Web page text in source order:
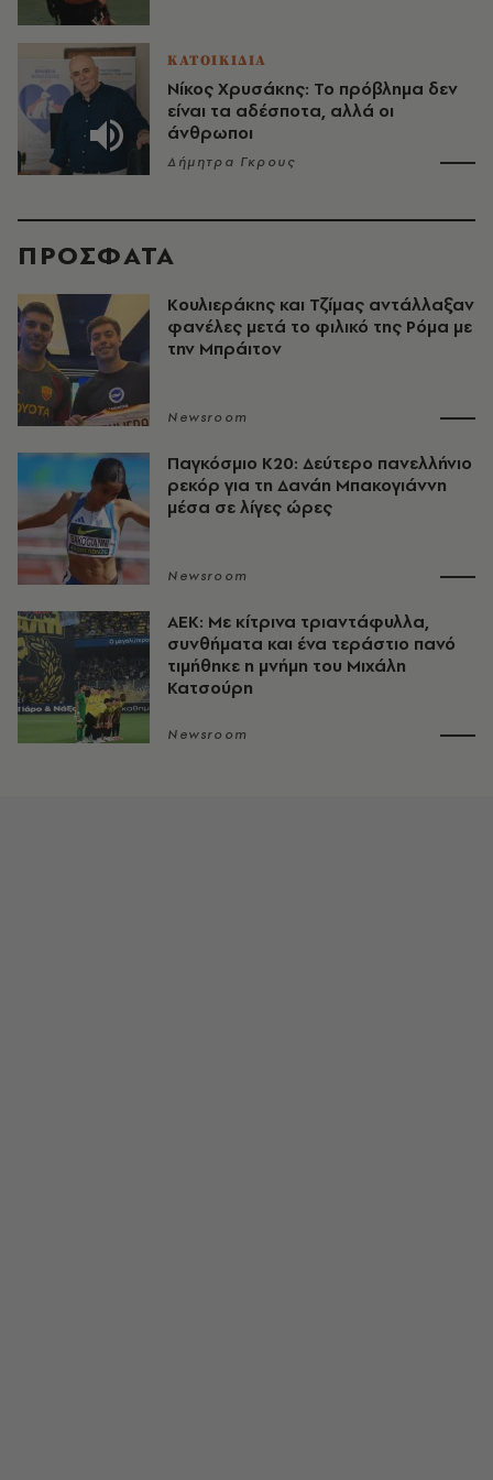
ΚΑΤΟΙΚΙΔΙΑ
Νίκος Χρυσάκης: Το πρόβλημα δεν
είναι τα αδέσποτα, αλλά οι
άνθρωποι
Δήμητρα Γκρους
ΠΡΟΣΦΑΤΑ
Κουλιεράκης και Τζίμας αντάλλαξαν
φανέλες μετά το φιλικό της Ρόμα με
την Μπράιτον
Newsroom
Παγκόσμιο Κ20: Δεύτερο πανελλήνιο
ρεκόρ για τη Δανάη Μπακογιάννη
μέσα σε λίγες ώρες
Newsroom
ΑΕΚ: Με κίτρινα τριαντάφυλλα,
συνθήματα και ένα τεράστιο πανό
τιμήθηκε η μνήμη του Μιχάλη
Κατσούρη
Newsroom